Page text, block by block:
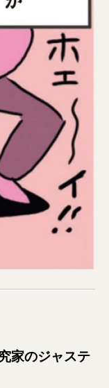
家のジャステ